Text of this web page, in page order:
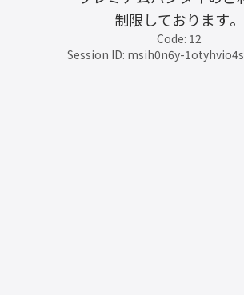
制限しております。
Code: 12
Session ID: msih0n6y-